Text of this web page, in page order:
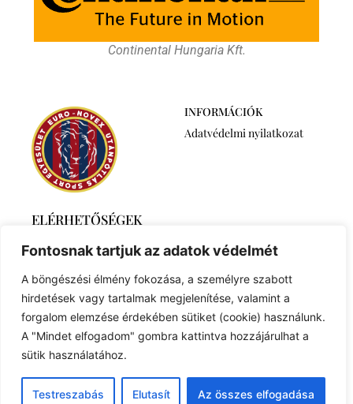
Fontosnak tartjuk az adatok védelmét
A böngészési élmény fokozása, a személyre szabott
hirdetések vagy tartalmak megjelenítése, valamint a
forgalom elemzése érdekében sütiket (cookie) használunk.
A "Mindet elfogadom" gombra kattintva hozzájárulhat a
sütik használatához.
Testreszabás Elutasít Az összes elfogadása
Continental Hungaria Kft.
INFORMÁCIÓK
Adatvédelmi nyilatkozat
ELÉRHETŐSÉGEK
Ábrahámtelek 511/A
+36 30 6259746
euronovexuse@gmail.com
© 2023 Created withRoyal Elementor Addons